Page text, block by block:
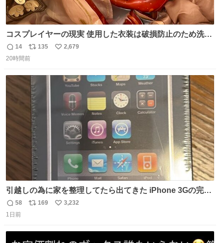
コスプレイヤーの現実 使用した衣装は破損防止のため洗濯
機に入れられないので、大体こんな感じで浸け置きした後
に手洗い…
返
信
14
リ
ポ
ト
数
135
い
2,679
20時間前
引越しの為に家を整理してたら出てきた iPhone 3Gの完全
未開封品 かなり前に楽天だかで買った多分未使用のデモ機
で-が出るのだと思うんだよね ヤフオクで売れてない190万
返
信
58
リ
ト
169
い
数
3,232
1日前